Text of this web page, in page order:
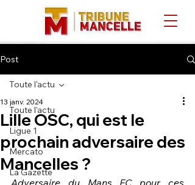
Post
Toute l'actu
Ligue 1
Mercato
La Gazette
Toute l'actu
Lille OSC, qui est le
prochain adversaire des
Mancelles ?
13 janv. 2024
Adversaire du Mans FC pour ces